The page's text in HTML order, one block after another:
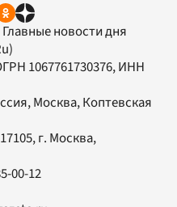
Главные новости дня
1067761730376, ИНН
Москва, Коптевская
, г. Москва,
00-12